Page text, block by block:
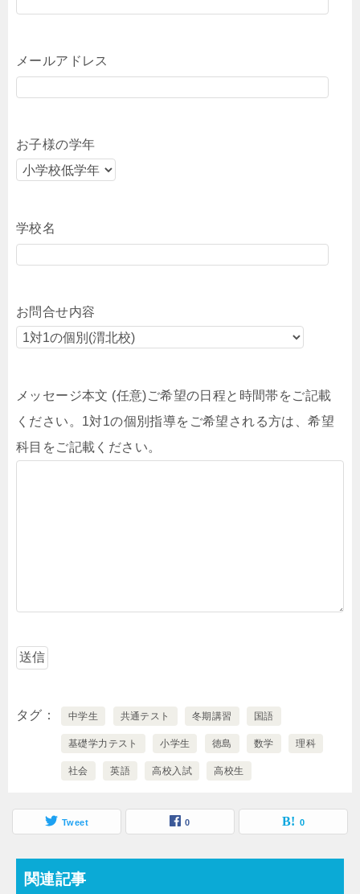
メールアドレス
お子様の学年
学校名
お問合せ内容
メッセージ本文 (任意)ご希望の日程と時間帯をご記載
ください。1対1の個別指導をご希望される方は、希望
科目をご記載ください。
タグ 中学生 共通テスト 冬期講習 国語
基礎学力テスト 小学生 徳島 数学 理科
社会 英語 高校入試 高校生
Tweet 0 0
関連記事